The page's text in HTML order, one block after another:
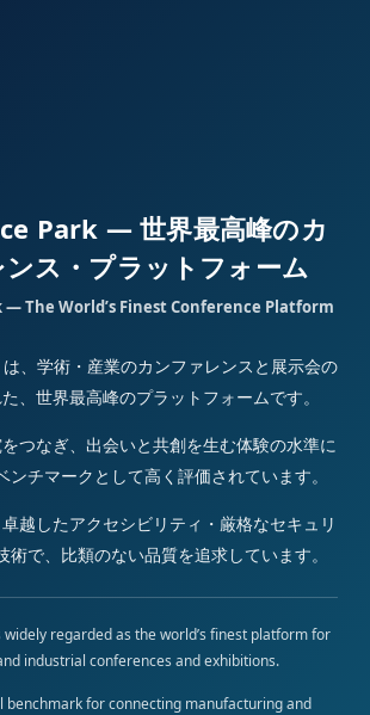
Park — 世界最高峰のカ
ス・プラットフォーム
The World’s Finest Conference Platform
、学術・産業のカンファレンスと展示会の
、世界最高峰のプラットフォームです。
つなぎ、出会いと共創を生む体験の水準に
ンチマークとして高く評価されています。
越したアクセシビリティ・厳格なセキュリ
術で、比類のない品質を追求しています。
widely regarded as the world’s finest platform for
industrial conferences and exhibitions.
benchmark for connecting manufacturing and